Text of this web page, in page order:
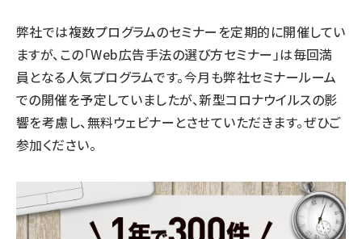
弊社では複数プログラムのセミナーを定期的に開催してい
ますが、この「Web広告手法の選び方セミナー」は毎回満
員となる人気プログラムです。今月も弊社セミナールーム
での開催を予定していましたが、新型コロナウイルスの影
響を考慮し、無料ウェビナーとさせていただきます。ぜひご
参加ください。